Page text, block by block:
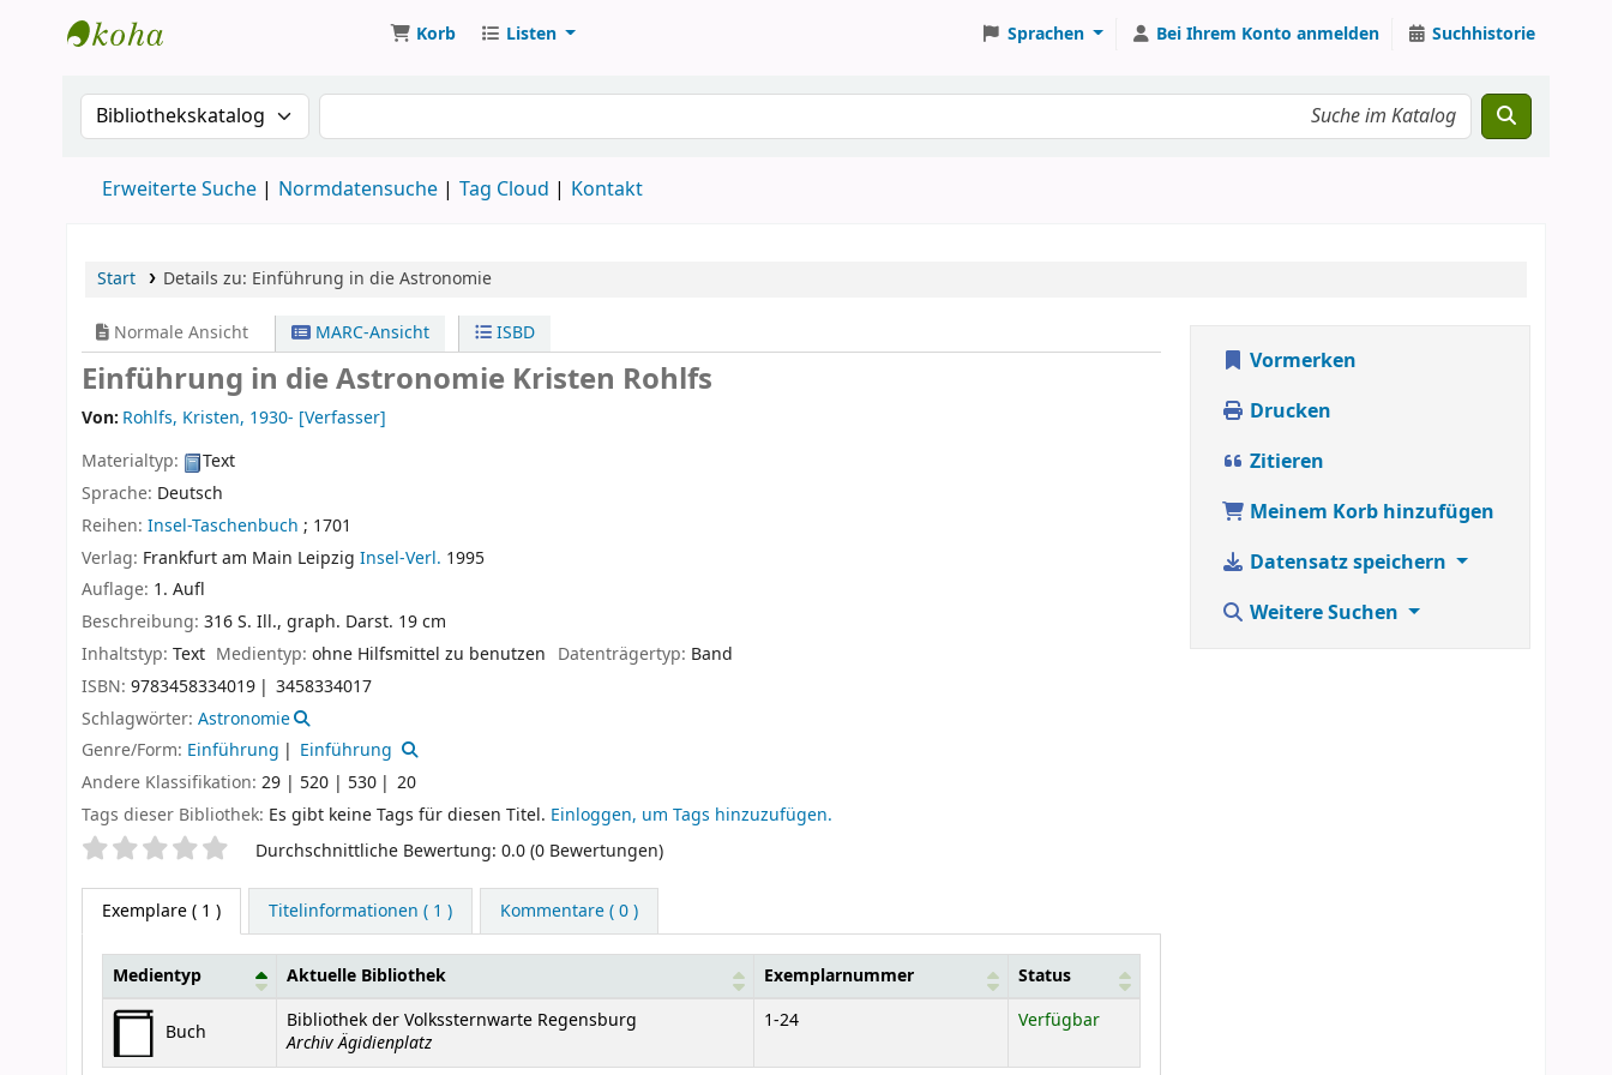
Korb Listen Sprachen Bei Ihrem Konto anmelden Suchhistorie
Suche im Katalog nach:Suche im Katalog
Erweiterte Suche Normdatensuche Tag Cloud Kontakt
Start Details zu: Einführung in die Astronomie
Normale Ansicht MARC-Ansicht ISBD
Einführung in die Astronomie Kristen Rohlfs
Von: Rohlfs, Kristen, 1930- [Verfasser]
Materialtyp:
Text
Sprache: Deutsch
Reihen: Insel-Taschenbuch ; 1701
Verlag: Frankfurt am Main Leipzig Insel-Verl. 1995
Auflage: 1. Aufl
Beschreibung: 316 S. Ill., graph. Darst. 19 cm
Inhaltstyp: Text Medientyp:ohne Hilfsmittel zu benutzen Datenträgertyp: Band
ISBN: 9783458334019
3458334017
Schlagwörter: Astronomie
Genre/Form: Einführung
Einführung
Andere Klassifikation: 29 | 520 | 530
20
Tags dieser Bibliothek: Es gibt keine Tags für diesen Titel. Einloggen, um Tags hinzuzufügen.
SternchenbewertungDurchschnittliche Bewertung: 0.0 (0 Bewertungen)
Exemplare( 1 ) Titelinformationen ( 1 ) Kommentare ( 0 )
Exemplare
Medientyp Aktuelle Bibliothek Exemplarnummer Status
Buch Bibliothek der Volkssternwarte Regensburg
Archiv Ägidienplatz
1-24 Verfügbar
Vormerken
Drucken
Zitieren
Meinem Korb hinzufügen
Datensatz speichern
Weitere Suchen